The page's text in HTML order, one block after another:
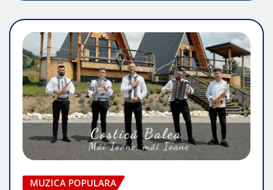
MUZICA POPULARA